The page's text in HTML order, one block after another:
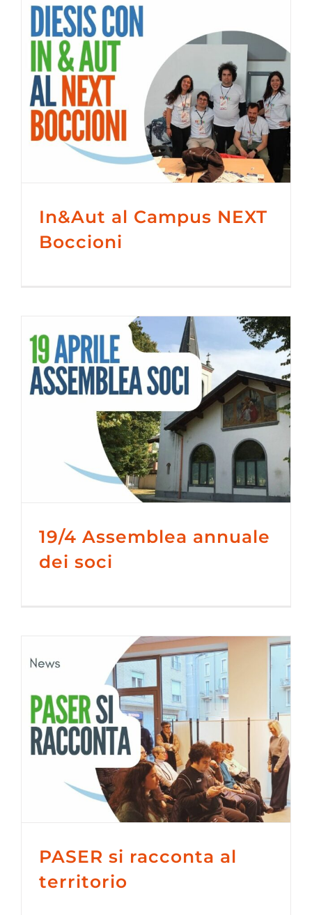
In&Aut al Campus NEXT
Boccioni
19/4 Assemblea annuale
dei soci
PASER si racconta al
territorio